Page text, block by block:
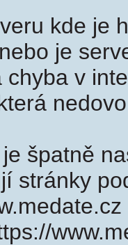
kde je
je
chyba v
špatně
stránky